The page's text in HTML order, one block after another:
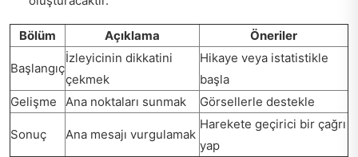
Bölüm Açıklama Öneriler
Başlangıç
İzleyicinin dikkatini
çekmek
Hikaye veya istatistikle
başla
Gelişme
Ana noktaları sunmak Görsellerle destekle
Sonuç Ana mesajı vurgulamak
Harekete geçirici bir çağrı
yap